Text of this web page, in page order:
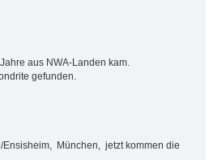
aus NWA-Landen kam.
gefunden.
Ensisheim, München, jetzt kommen die